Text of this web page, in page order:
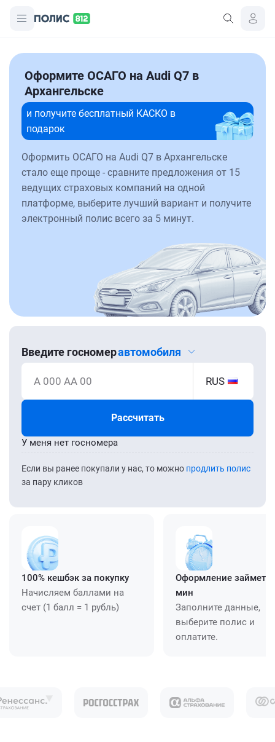
Оформите ОСАГО на Audi Q7 в
Архангельске
и получите бесплатный КАСКО в
подарок
Оформить ОСАГО на Audi Q7 в Архангельске
стало еще проще - сравните предложения от 15
ведущих страховых компаний на одной
платформе, выберите лучший вариант и получите
электронный полис всего за 5 минут.
Введите госномеравтомобиля
А 000 АА 00 RUS
Рассчитать
Если вы ранее покупали у нас, то можно продлить полис
за пару кликов
У меня нет госномера
100% кешбэк за покупку
Начисляем баллами на
счет (1 балл = 1 рубль)
Оформление займет
мин
Заполните данные,
выберите полис и
оплатите.